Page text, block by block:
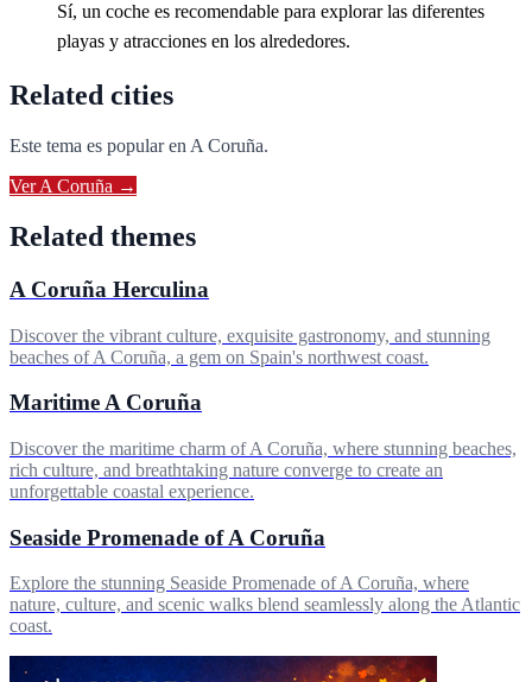
Sí, un coche es recomendable para explorar las diferentes
playas y atracciones en los alrededores.
Related cities
Este tema es popular en A Coruña.
VerA Coruña →
Related themes
A Coruña Herculina
Discover the vibrant culture, exquisite gastronomy, and stunning
beaches of A Coruña, a gem on Spain's northwest coast.
Maritime A Coruña
Discover the maritime charm of A Coruña, where stunning beaches,
rich culture, and breathtaking nature converge to create an
unforgettable coastal experience.
Seaside Promenade of A Coruña
Explore the stunning Seaside Promenade of A Coruña, where
nature, culture, and scenic walks blend seamlessly along the Atlantic
coast.